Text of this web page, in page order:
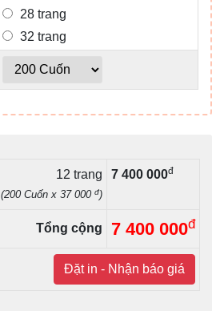
28 trang
32 trang
12 trang
(200 Cuốn x 37 000 đ)
7 400 000đ
Tổng cộng 7 400 000đ
Đặt in - Nhận báo giá